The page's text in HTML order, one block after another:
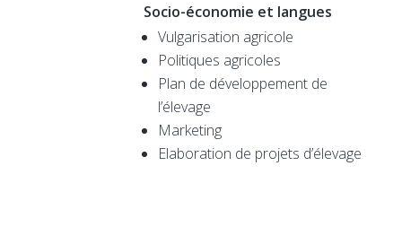
Socio-économie et langues
Vulgarisation agricole
Politiques agricoles
Plan de développement de
l’élevage
Marketing
Elaboration de projets d’élevage